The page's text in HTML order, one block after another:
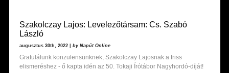
Szakolczay Lajos: Levelezőtársam: Cs. Szabó
László
augusztus 30th, 2022 | by Napút Online
Gratulálunk konzulensünknek, Szakolczay Lajosnak a friss
elismeréshez - ő kapta idén az 50. Tokaji Írótábor Nagyhordó-díját!